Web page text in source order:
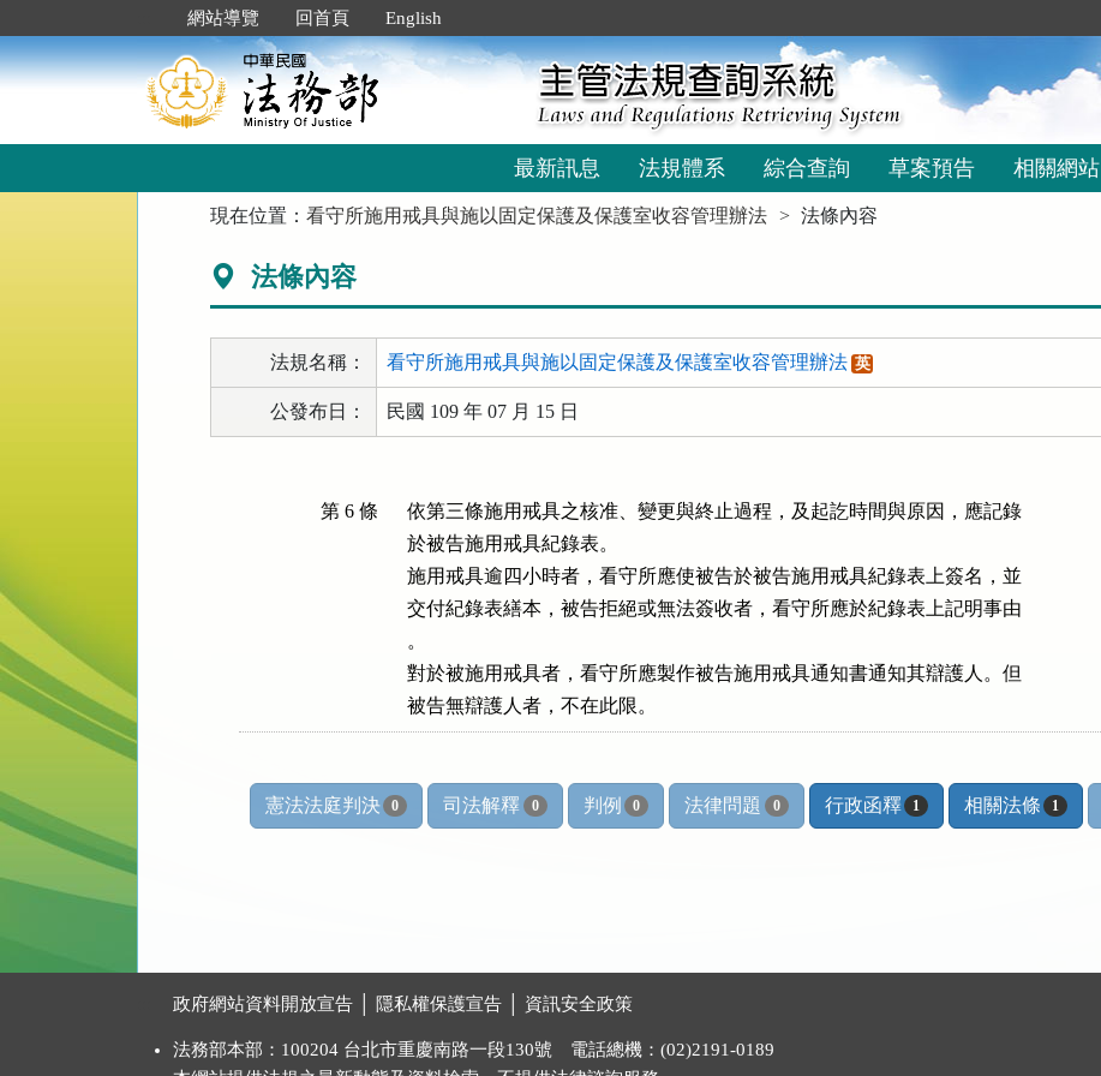
到
主
要
網站導覽 回首頁 English
最新訊息 法規體系 綜合查詢 草案預告 相關網站
現在位置：看守所施用戒具與施以固定保護及保護室收容管理辦法 法條內容
法條內容
法規名稱： 看守所施用戒具與施以固定保護及保護室收容管理辦法 英
公發布日： 民國 109 年 07 月 15 日
第 6 條
依第三條施用戒具之核准、變更與終止過程，及起訖時間與原因，應記錄
於被告施用戒具紀錄表。
施用戒具逾四小時者，看守所應使被告於被告施用戒具紀錄表上簽名，並
交付紀錄表繕本，被告拒絕或無法簽收者，看守所應於紀錄表上記明事由
。
對於被施用戒具者，看守所應製作被告施用戒具通知書通知其辯護人。但
被告無辯護人者，不在此限。
憲法法庭判決 0 司法解釋 0 判例 0 法律問題 0 行政函釋 1 相關法條 1
政府網站資料開放宣告 隱私權保護宣告 資訊安全政策
法務部本部：100204 台北市重慶南路一段130號 電話總機：(02)2191-0189